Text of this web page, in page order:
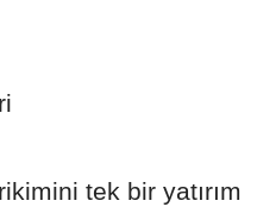
tek bir yatırım